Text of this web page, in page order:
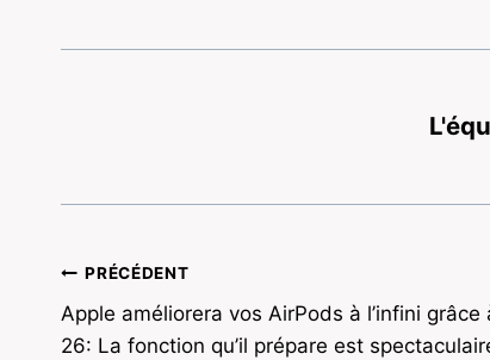
Navigation
de
PRÉCÉDENT
Apple améliorera vos AirPods à l’infini grâce
26: La fonction qu’il prépare est